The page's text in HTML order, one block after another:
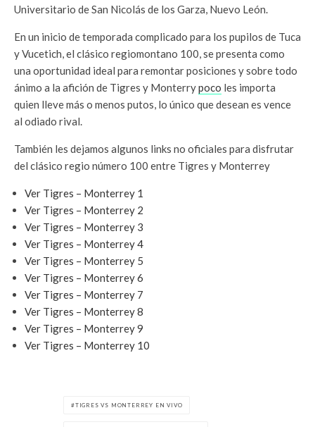
Universitario de San Nicolás de los Garza, Nuevo León.
En un inicio de temporada complicado para los pupilos de Tuca
y Vucetich, el clásico regiomontano 100, se presenta como
una oportunidad ideal para remontar posiciones y sobre todo
ánimo a la afición de Tigres y Monterrypoco les importa
quien lleve más o menos putos, lo único que desean es vence
al odiado rival.
También les dejamos algunos links no oficiales para disfrutar
del clásico regio número 100 entre Tigres y Monterrey
Ver Tigres – Monterrey 1
Ver Tigres – Monterrey 2
Ver Tigres – Monterrey 3
Ver Tigres – Monterrey 4
Ver Tigres – Monterrey 5
Ver Tigres – Monterrey 6
Ver Tigres – Monterrey 7
Ver Tigres – Monterrey 8
Ver Tigres – Monterrey 9
Ver Tigres – Monterrey 10
TIGRES VS MONTERREY EN VIVO